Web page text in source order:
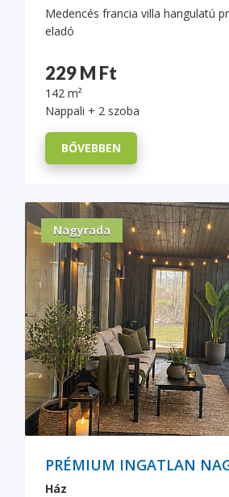
Medencés francia villa hangulatú
eladó
229 M Ft
142 m²
Nappali + 2 szoba
BŐVEBBEN
Nagyrada
PRÉMIUM INGATLAN
Ház